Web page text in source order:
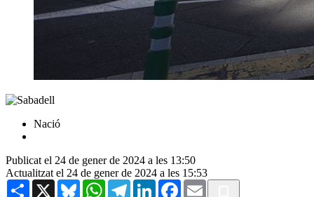
Nació
Publicat el 24 de gener de 2024 a les 13:50
Actualitzat el 24 de gener de 2024 a les 15:53
Share X BlueskyWhatsAppTelegramLinkedInFacebook
Email